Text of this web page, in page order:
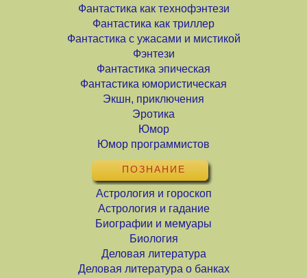
Фантастика как технофэнтези
Фантастика как триллер
Фантастика с ужасами и мистикой
Фэнтези
Фантастика эпическая
Фантастика юмористическая
Экшн, приключения
Эротика
Юмор
Юмор программистов
ПОЗНАНИЕ
Астрология и гороскоп
Астрология и гадание
Биографии и мемуары
Биология
Деловая литература
Деловая литература о банках